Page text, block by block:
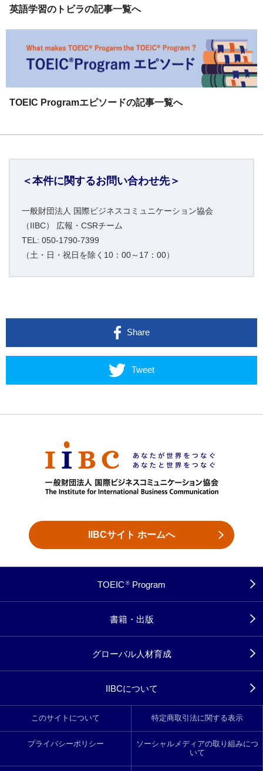
英語学習のトビラの記事一覧へ
TOEIC Programエピソードの記事一覧へ
＜本件に関するお問い合わせ先＞
一般財団法人 国際ビジネスコミュニケーション協会
（IIBC） 広報・CSRチーム
TEL: 050-1790-7399
（土・日・祝日を除く10：00～17：00）
Share
Tweet
IIBCサイト ホームへ
TOEIC ® Program
書籍・出版
グローバル人材育成
IIBCについて
このサイトについて 特定商取引法に関する表示
プライバシーポリシー
ソーシャルメディアの取り組みにつ
いて